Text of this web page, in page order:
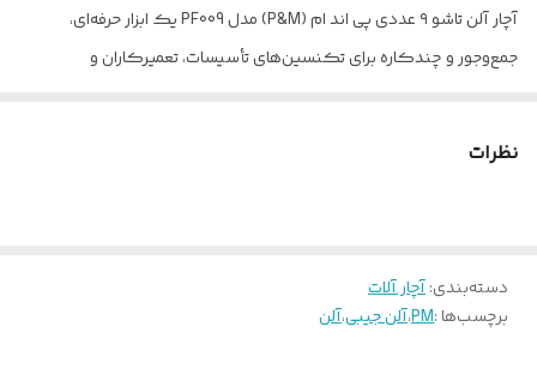
آچار آلن تاشو ۹ عددی پی اند ام (P&M) مدل PF009 یک ابزار حرفه‌ای،
جمع‌وجور و چندکاره برای تکنسین‌های تأسیسات، تعمیرکاران و
برند معتبر P&M تایوان
نظرات
دسته‌بندی:آچار آلات
برچسب‌ها :PM،آلن جیبی،آلن